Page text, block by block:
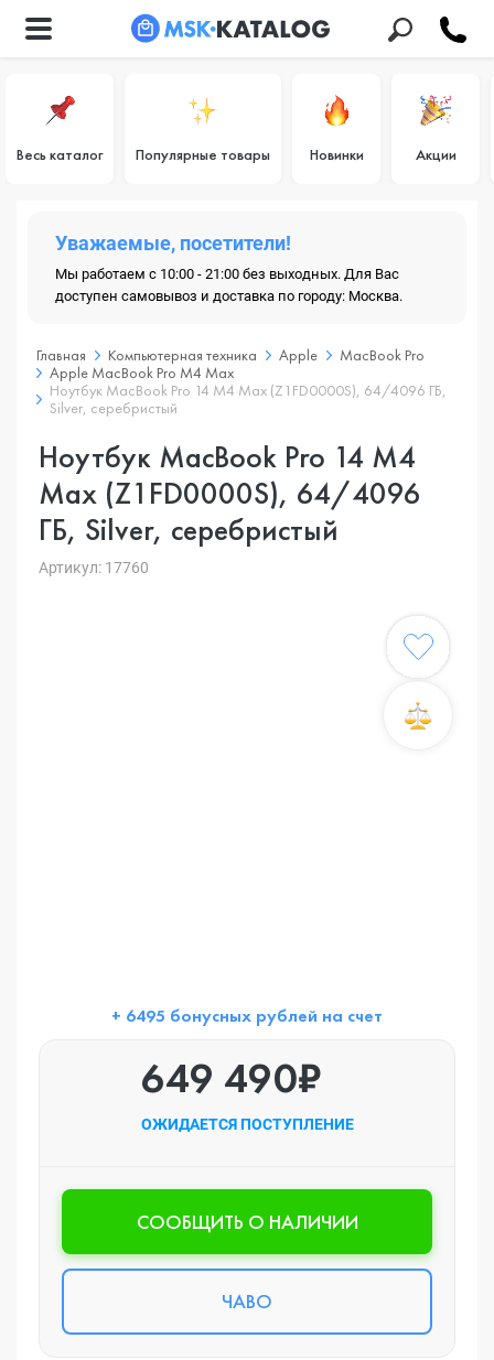
Весь каталог Популярные товары Новинки Акции
Уважаемые, посетители!
Мы работаем с 10:00 - 21:00 без выходных. Для Вас
доступен самовывоз и доставка по городу: Москва.
Главная Компьютерная техника Apple
MacBook Pro
Apple MacBook Pro M4 Max
Ноутбук MacBook Pro 14 M4 Max (Z1FD0000S), 64/4096 ГБ,
Silver, серебристый
Ноутбук MacBook Pro 14 M4
Max (Z1FD0000S), 64/4096
ГБ, Silver, серебристый
Артикул: 17760
+ 6495 бонусных рублей на счет
649 490₽
ОЖИДАЕТСЯ ПОСТУПЛЕНИЕ
CООБЩИТЬ О НАЛИЧИИ
ЧАВО